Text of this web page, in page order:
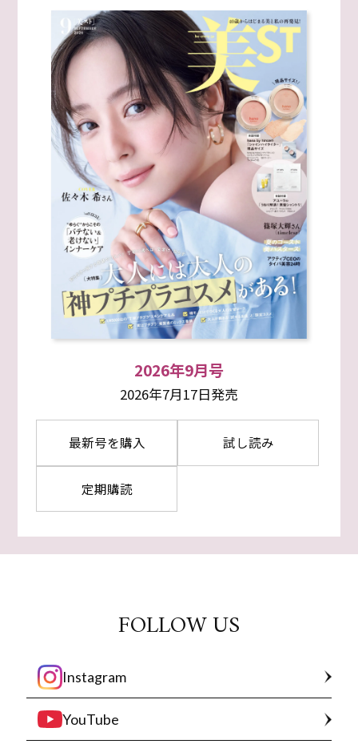
2026年9月号
2026年7月17日発売
最新号を購入 試し読み
定期購読
FOLLOW US
Instagram
YouTube